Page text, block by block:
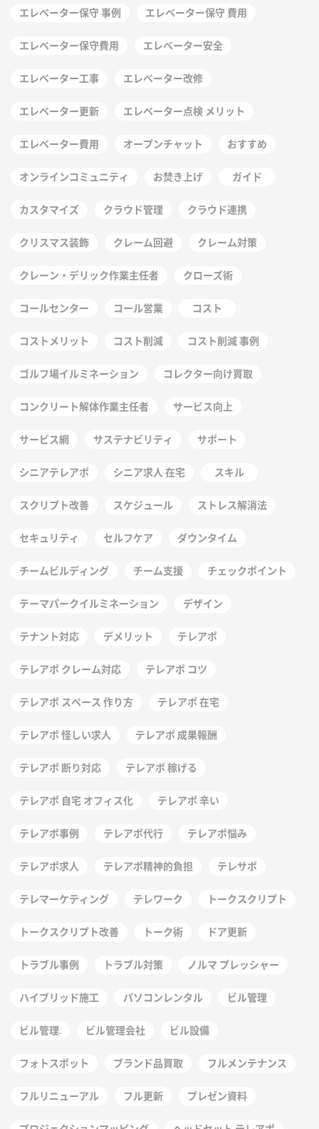
エレベーター保守 事例 エレベーター保守 費用
エレベーター保守費用 エレベーター安全
エレベーター工事 エレベーター改修
エレベーター更新 エレベーター点検 メリット
エレベーター費用 オープンチャット おすすめ
オンラインコミュニティ お焚き上げ ガイド
カスタマイズ クラウド管理 クラウド連携
クリスマス装飾 クレーム回避 クレーム対策
クレーン・デリック作業主任者 クローズ術
コールセンター コール営業 コスト
コストメリット コスト削減 コスト削減 事例
ゴルフ場イルミネーション コレクター向け買取
コンクリート解体作業主任者 サービス向上
サービス網 サステナビリティ サポート
シニアテレアポ シニア求人 在宅 スキル
スクリプト改善 スケジュール ストレス解消法
セキュリティ セルフケア ダウンタイム
チームビルディング チーム支援 チェックポイント
テーマパークイルミネーション デザイン
テナント対応 デメリット テレアポ
テレアポ クレーム対応 テレアポ コツ
テレアポ スペース 作り方 テレアポ 在宅
テレアポ 怪しい求人 テレアポ 成果報酬
テレアポ 断り対応 テレアポ 稼げる
テレアポ 自宅 オフィス化 テレアポ 辛い
テレアポ事例 テレアポ代行 テレアポ悩み
テレアポ求人 テレアポ精神的負担 テレサポ
テレマーケティング テレワーク トークスクリプト
トークスクリプト改善 トーク術 ドア更新
トラブル事例 トラブル対策 ノルマ プレッシャー
ハイブリッド施工 パソコンレンタル ビル管理
ビル管理. ビル管理会社 ビル設備
フォトスポット ブランド品買取 フルメンテナンス
フルリニューアル フル更新 プレゼン資料